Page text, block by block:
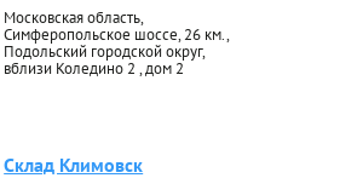
Московская область,
Симферопольское шоссе, 26 км.,
Подольский городской округ,
вблизи Коледино 2 , дом 2
Склад Климовск